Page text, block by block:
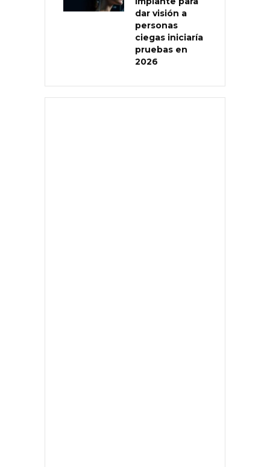
dar visión a
personas
ciegas iniciaría
pruebas en
2026